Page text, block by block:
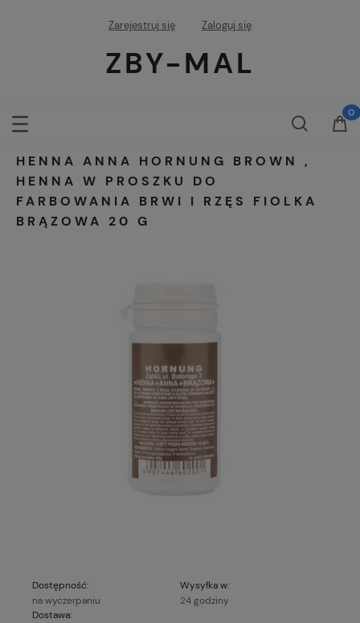
Zarejestruj się Zaloguj się
ZBY-MAL
HENNA ANNA HORNUNG BROWN ,
HENNA W PROSZKU DO
FARBOWANIA BRWI I RZĘS FIOLKA
BRĄZOWA 20 G
Dostępność:
na wyczerpaniu
Wysyłka w:
24 godziny
Dostawa: